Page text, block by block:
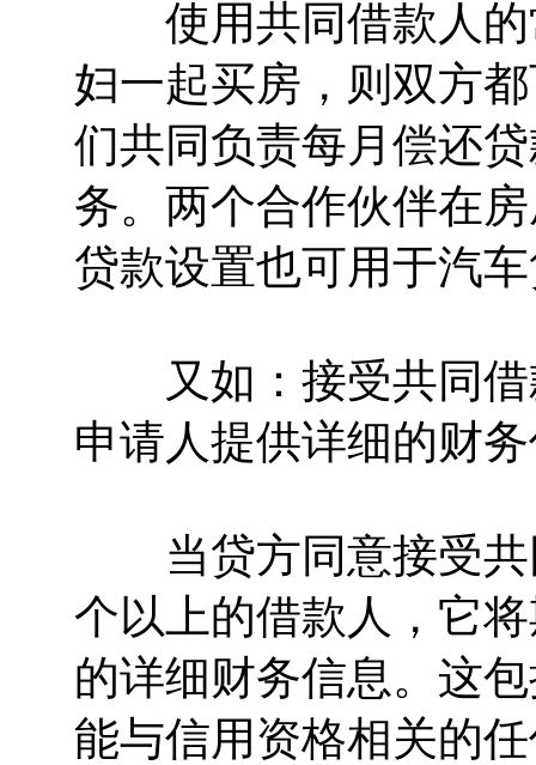
使用共同借款人的
妇一起买房，则双方
们共同负责每月偿还
务。两个合作伙伴在
贷款设置也可用于汽
又如：接受共同借
申请人提供详细的财
当贷方同意接受共
个以上的借款人，它
的详细财务信息。这
能与信用资格相关的